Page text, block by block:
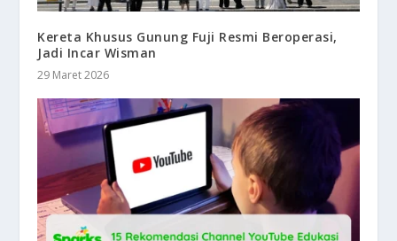
Kereta Khusus Gunung Fuji Resmi Beroperasi,
Jadi Incar Wisman
29 Maret 2026